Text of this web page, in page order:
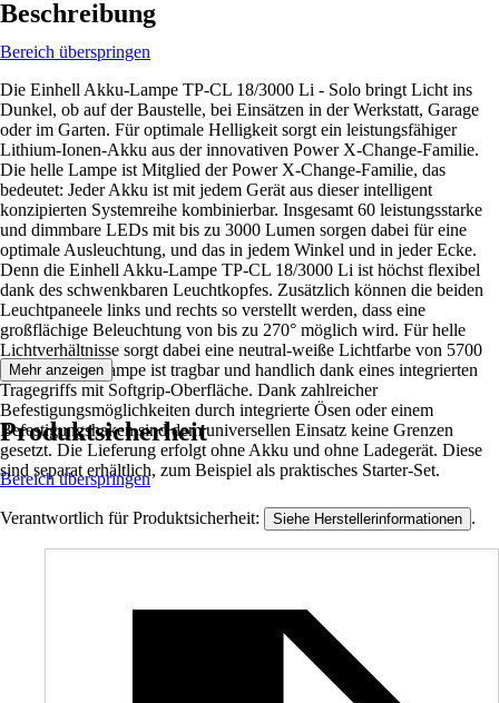
Beschreibung
Bereich überspringen
Die Einhell Akku-Lampe TP-CL 18/3000 Li - Solo bringt Licht ins
Dunkel, ob auf der Baustelle, bei Einsätzen in der Werkstatt, Garage
oder im Garten. Für optimale Helligkeit sorgt ein leistungsfähiger
Lithium-Ionen-Akku aus der innovativen Power X-Change-Familie.
Die helle Lampe ist Mitglied der Power X-Change-Familie, das
bedeutet: Jeder Akku ist mit jedem Gerät aus dieser intelligent
konzipierten Systemreihe kombinierbar. Insgesamt 60 leistungsstarke
und dimmbare LEDs mit bis zu 3000 Lumen sorgen dabei für eine
optimale Ausleuchtung, und das in jedem Winkel und in jeder Ecke.
Denn die Einhell Akku-Lampe TP-CL 18/3000 Li ist höchst flexibel
dank des schwenkbaren Leuchtkopfes. Zusätzlich können die beiden
Leuchtpaneele links und rechts so verstellt werden, dass eine
großflächige Beleuchtung von bis zu 270° möglich wird. Für helle
Lichtverhältnisse sorgt dabei eine neutral-weiße Lichtfarbe von 5700
K. Die Akku-Lampe ist tragbar und handlich dank eines integrierten
Tragegriffs mit Softgrip-Oberfläche. Dank zahlreicher
Befestigungsmöglichkeiten durch integrierte Ösen oder einem
Befestigungshaken sind dem universellen Einsatz keine Grenzen
gesetzt. Die Lieferung erfolgt ohne Akku und ohne Ladegerät. Diese
sind separat erhältlich, zum Beispiel als praktisches Starter-Set.
Mehr anzeigen
Produktsicherheit
Bereich überspringen
Verantwortlich für Produktsicherheit: Siehe Herstellerinformationen .